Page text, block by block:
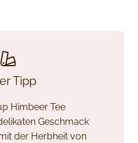
Tipp
Himbeer Tee
Geschmack
der Herbheit von